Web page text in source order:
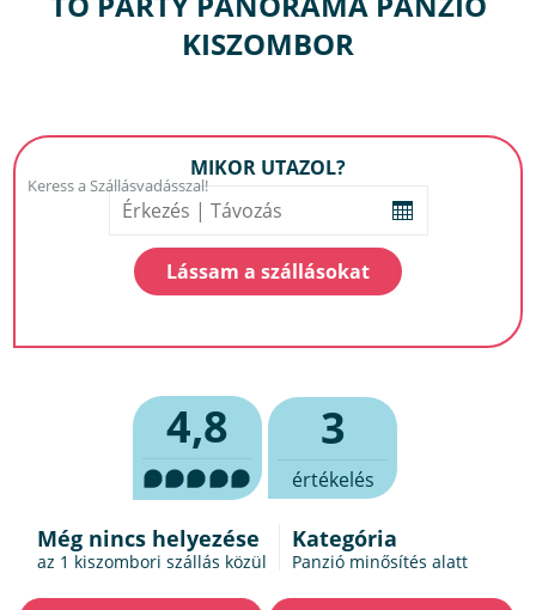
KISZOMBOR
MIKOR UTAZOL?
4,8 3
értékelés
Még nincs helyezése
az 1 kiszombori szállás közül
Kategória
Panzió minősítés alatt